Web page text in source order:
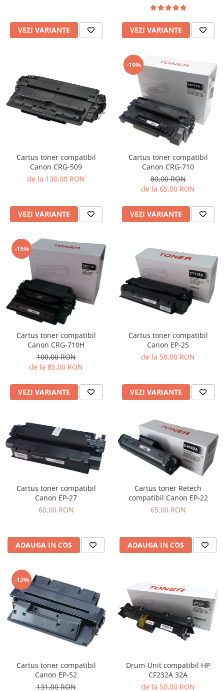
VEZI VARIANTE VEZI VARIANTE
Cartus toner compatibil
Canon CRG-509
de la 130,00 RON
VEZI VARIANTE
-19%
Cartus toner compatibil
Canon CRG-710
80,00 RON
de la 65,00 RON
VEZI VARIANTE
-15%
Cartus toner compatibil
Canon CRG-710H
100,00 RON
de la 85,00 RON
VEZI VARIANTE
Cartus toner compatibil
Canon EP-25
de la 50,00 RON
VEZI VARIANTE
Cartus toner compatibil
Canon EP-27
60,00 RON
ADAUGA IN COS
Cartus toner Retech
compatibil Canon EP-22
65,00 RON
ADAUGA IN COS
-12%
Cartus toner compatibil
Canon EP-52
131,00 RON
Drum-Unit compatibil HP
CF232A 32A
de la 50,00 RON